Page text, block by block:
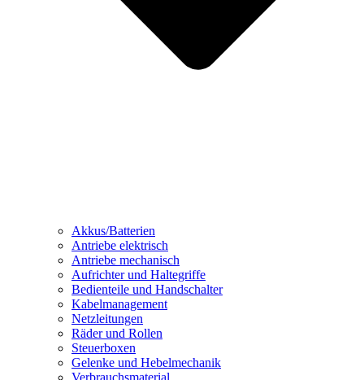
Akkus/Batterien
Antriebe elektrisch
Antriebe mechanisch
Aufrichter und Haltegriffe
Bedienteile und Handschalter
Kabelmanagement
Netzleitungen
Räder und Rollen
Steuerboxen
Gelenke und Hebelmechanik
Verbrauchsmaterial